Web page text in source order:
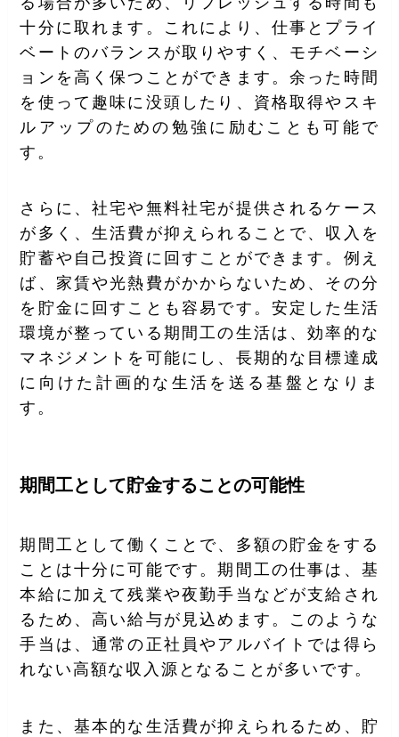
十分に取れます。これにより、仕事とプライ
ベートのバランスが取りやすく、モチベーシ
ョンを高く保つことができます。余った時間
を使って趣味に没頭したり、資格取得やスキ
ルアップのための勉強に励むことも可能で
す。
さらに、社宅や無料社宅が提供されるケース
が多く、生活費が抑えられることで、収入を
貯蓄や自己投資に回すことができます。例え
ば、家賃や光熱費がかからないため、その分
を貯金に回すことも容易です。安定した生活
環境が整っている期間工の生活は、効率的な
マネジメントを可能にし、長期的な目標達成
に向けた計画的な生活を送る基盤となりま
す。
期間工として貯金することの可能性
期間工として働くことで、多額の貯金をする
ことは十分に可能です。期間工の仕事は、基
本給に加えて残業や夜勤手当などが支給され
るため、高い給与が見込めます。このような
手当は、通常の正社員やアルバイトでは得ら
れない高額な収入源となることが多いです。
また、基本的な生活費が抑えられるため、貯